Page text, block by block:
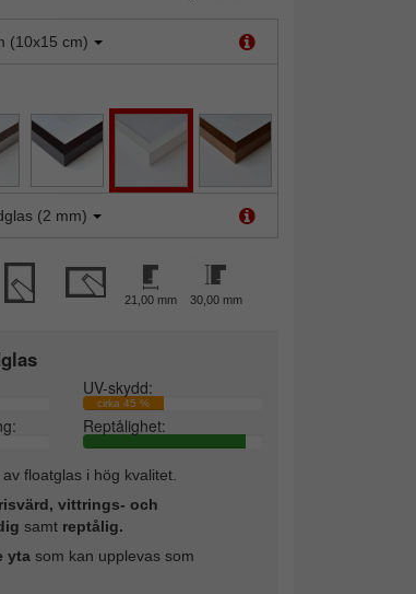
(10x15 cm)
(2 mm)
21,00 mm 30,00 mm
UV-skydd:
cirka 45 %
Reptålighet:
av floatglas i hög kvalitet.
vittrings- och
samt reptålig.
yta som kan upplevas som